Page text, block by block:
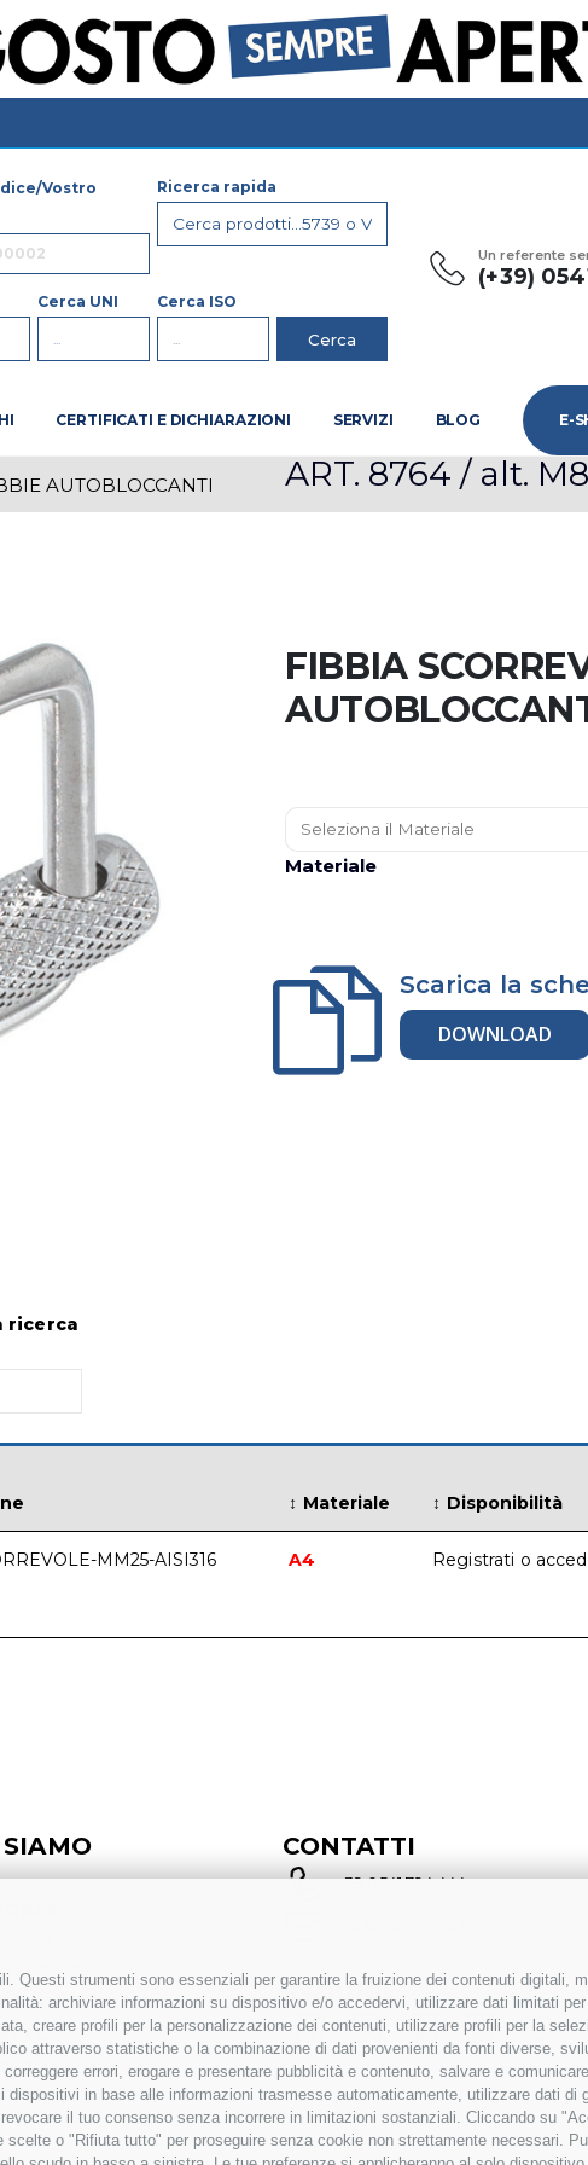
Questi strumenti sono essenziali per garantire la fruizione dei contenuti digitali,
archiviare informazioni su dispositivo e/o accedervi, utilizzare dati limitati
creare profili per la personalizzazione dei contenuti, utilizzare profili per la
attraverso statistiche o la combinazione di dati provenienti da fonti diverse,
errori, erogare e presentare pubblicità e contenuto, salvare e
in base alle informazioni trasmesse automaticamente, utilizzare dati
il tuo consenso senza incorrere in limitazioni sostanziali. Cliccando su
o "Rifiuta tutto" per proseguire senza cookie non strettamente necessari.
Vostro
Ricerca rapida
Cerca UNI Cerca ISO
Un referente
(+39)
CERTIFICATI E DICHIARAZIONI SERVIZI BLOG E-
AUTOBLOCCANTI
FIBBIA
ART. 8764 / alt.
Materiale
Scarica la
DOWNLOAD
ricerca
Materiale Disponibilità
MM25-AISI316 A4 Registrati o
51/i
(RN) | Italia
20
Crespellano Valsamoggia
CONTATTI
+ 39 0541 794 444
SEGUICI